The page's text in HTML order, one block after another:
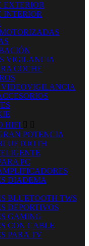
EXTERIOR
INTERIOR
VIGILANCIA
COCHE
VIDEOVIGILANCIA
HIFI  
POTENCIA
PC
DIADEMA
BLUETOOTH TWS
DEPORTIVOS
GAMING
CON CABLE
PARA TV